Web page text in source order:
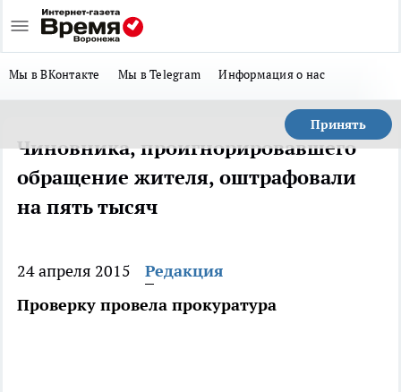
Мы в ВКонтакте Мы в Telegram Информация о нас
Принять
Чиновника, проигнорировавшего
обращение жителя, оштрафовали
на пять тысяч
24 апреля 2015
Редакция
Проверку провела прокуратура